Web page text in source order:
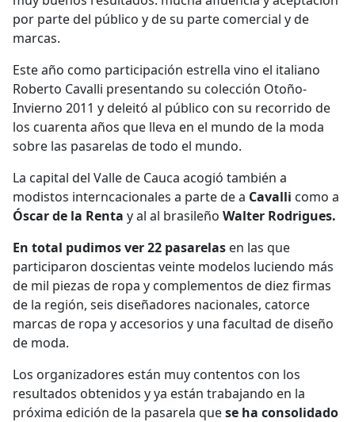
por parte del público y de su parte comercial y de
marcas.
Este año como participación estrella vino el italiano
Roberto Cavalli presentando su colección Otoño-
Invierno 2011 y deleitó al público con su recorrido de
los cuarenta años que lleva en el mundo de la moda
sobre las pasarelas de todo el mundo.
La capital del Valle de Cauca acogió también a
modistos interncacionales a parte de a Cavalli como a
Óscar de la Renta y al al brasileño Walter Rodrigues.
En total pudimos ver 22 pasarelas en las que
participaron doscientas veinte modelos luciendo más
de mil piezas de ropa y complementos de diez firmas
de la región, seis diseñadores nacionales, catorce
marcas de ropa y accesorios y una facultad de diseño
de moda.
Los organizadores están muy contentos con los
resultados obtenidos y ya están trabajando en la
próxima edición de la pasarela quese ha consolidado